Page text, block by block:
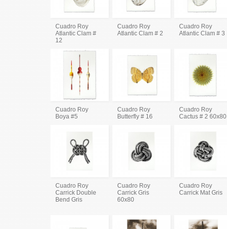
Cuadro Roy
Atlantic Clam #
12
Cuadro Roy
Atlantic Clam # 2
Cuadro Roy
Atlantic Clam # 3
Cuadro Roy
Boya #5
Cuadro Roy
Butterfly # 16
Cuadro Roy
Cactus # 2 60x80
Cuadro Roy
Carrick Double
Bend Gris
Cuadro Roy
Carrick Gris
60x80
Cuadro Roy
Carrick Mat Gris